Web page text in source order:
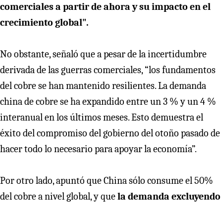
comerciales a partir de ahora y su impacto en el
crecimiento global".
No obstante, señaló que a pesar de la incertidumbre
derivada de las guerras comerciales, “los fundamentos
del cobre se han mantenido resilientes. La demanda
china de cobre se ha expandido entre un 3 % y un 4 %
interanual en los últimos meses. Esto demuestra el
éxito del compromiso del gobierno del otoño pasado de
hacer todo lo necesario para apoyar la economía”.
Por otro lado, apuntó que China sólo consume el 50%
del cobre a nivel global, y quela demanda excluyendo